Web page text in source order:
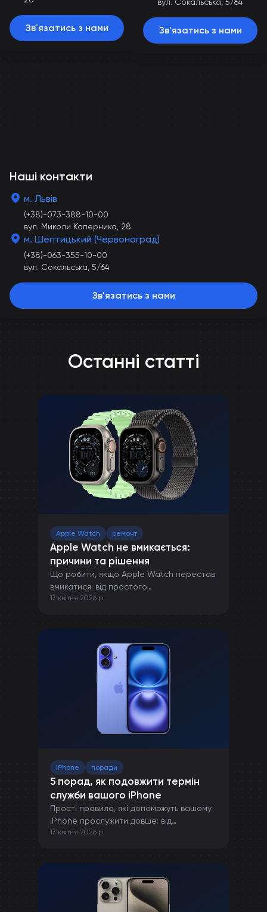
Зв'язатись з нами Зв'язатись з нами
Наші контакти
м. Львів
(+38)-073-388-10-00
вул. Миколи Коперника, 28
м. Шептицький (Червоноград)
(+38)-063-355-10-00
вул. Сокальська, 5/64
Зв'язатись з нами
Останні статті
Apple Watch ремонт
Apple Watch не вмикається:
причини та рішення
Що робити, якщо Apple Watch перестав
вмикатися: від простого
перезавантаження до ремонту в сервісі.
17 квітня 2026 р.
iPhone поради
5 порад, як подовжити термін
служби вашого iPhone
Прості правила, які допоможуть вашому
iPhone прослужити довше: від
правильної зарядки до захисту від
17 квітня 2026 р.